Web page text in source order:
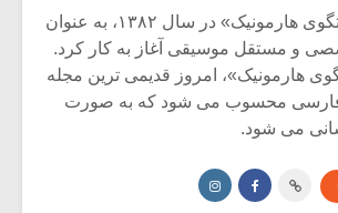
مجله آنلاین «گفتگوی هارمونیک» در سال ۱۳۸۲، به عنوان
و مستقل موسیقی آغاز به کار کرد.
هارمونیک»، امروز قدیمی ترین مجله
فارسی محسوب می شود که به صورت
می شود.